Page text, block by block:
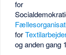
for
for
og anden gang